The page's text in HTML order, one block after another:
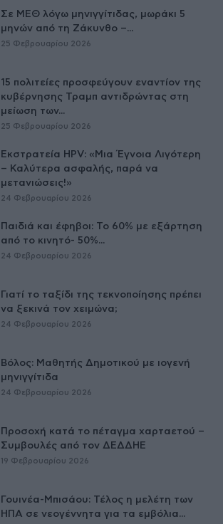
Σε ΜΕΘ λόγω μηνιγγίτιδας, μωράκι 5
μηνών από τη Ζάκυνθο –...
25 Φεβρουαρίου 2026
15 πολιτείες προσφεύγουν εναντίον της
κυβέρνησης Τραμπ αντιδρώντας στη
μείωση των...
25 Φεβρουαρίου 2026
Εκστρατεία HPV: «Μια Έγνοια Λιγότερη
– Καλύτερα ασφαλής, παρά να
μετανιώσεις!»
24 Φεβρουαρίου 2026
Παιδιά και έφηβοι: Το 60% με εξάρτηση
από το κινητό- 50%...
24 Φεβρουαρίου 2026
Γιατί το ταξίδι της τεκνοποίησης πρέπει
να ξεκινά τον χειμώνα;
24 Φεβρουαρίου 2026
Βόλος: Μαθητής Δημοτικού με ιογενή
μηνιγγίτιδα
24 Φεβρουαρίου 2026
Προσοχή κατά το πέταγμα χαρταετού –
Συμβουλές από τον ΔΕΔΔΗΕ
19 Φεβρουαρίου 2026
Γουινέα-Μπισάου: Τέλος η μελέτη των
ΗΠΑ σε νεογέννητα για τα εμβόλια...